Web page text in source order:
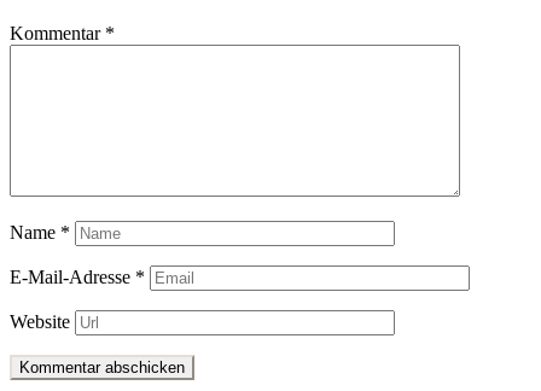
Kommentar *
Name *
E-Mail-Adresse *
Website